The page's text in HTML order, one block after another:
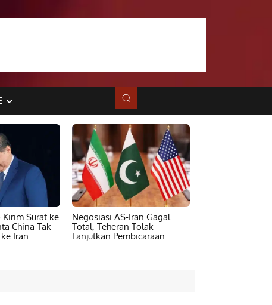
Surat ke
China Tak
Iran
Negosiasi AS-Iran Gagal
Total, Teheran Tolak
Lanjutkan Pembicaraan